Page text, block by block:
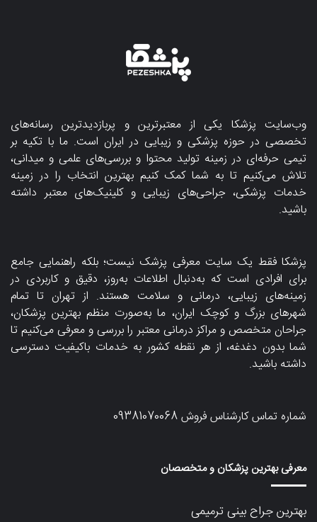
وب‌سایت پزشکا یکی از معتبرترین و پربازدیدترین رسانه‌های
تخصصی در حوزه پزشکی و زیبایی در ایران است. ما با تکیه بر
تیمی حرفه‌ای در زمینه تولید محتوا و بررسی‌های علمی و میدانی،
تلاش می‌کنیم تا به شما کمک کنیم بهترین انتخاب را در زمینه
خدمات پزشکی، جراحی‌های زیبایی و کلینیک‌های معتبر داشته
باشید.
پزشکا فقط یک سایت معرفی پزشک نیست؛ بلکه راهنمایی جامع
برای افرادی است که به‌دنبال اطلاعات به‌روز، دقیق و کاربردی در
زمینه‌های زیبایی، درمانی و سلامت هستند. از تهران تا تمام
شهرهای بزرگ و کوچک ایران، ما به‌صورت منظم بهترین پزشکان،
جراحان متخصص و مراکز درمانی معتبر را بررسی و معرفی می‌کنیم تا
شما بدون دغدغه، از هر نقطه کشور به خدمات باکیفیت دسترسی
داشته باشید.
شماره تماس کارشناس فروش09381070068
معرفی بهترین پزشکان و متخصصان
بهترین جراح بینی ترمیمی